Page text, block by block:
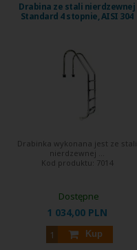
Drabina ze stali nierdzewnej
Standard 4 stopnie, AISI 304
Drabinka wykonana jest ze stali
nierdzewnej ...
Kod produktu: 7014
1 034,00 PLN
Kup
Dostępne